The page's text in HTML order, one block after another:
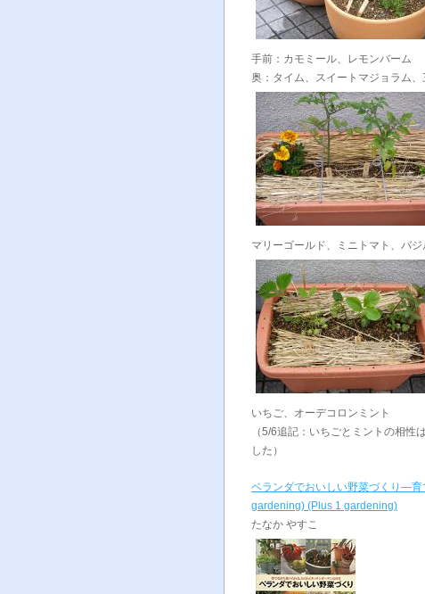
手前：カモミール、レモンバーム
奥：タイム、スイートマジョラム
マリーゴールド、ミニトマト、バジ
いちご、オーデコロンミント
（5/6追記：いちごとミントの相性
した）
ベランダでおいしい野菜づくり―
gardening) (Plus 1 gardening)
たなか やすこ